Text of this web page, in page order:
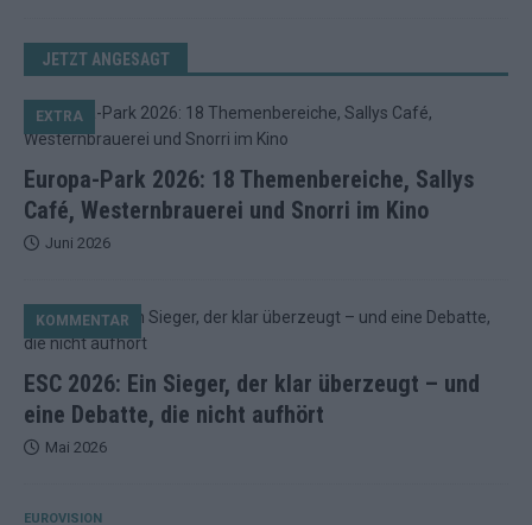
JETZT ANGESAGT
Europa-Park 2026: 18 Themenbereiche, Sallys
Café, Westernbrauerei und Snorri im Kino
EXTRA
Juni 2026
ESC 2026: Ein Sieger, der klar überzeugt – und
eine Debatte, die nicht aufhört
KOMMENTAR
Mai 2026
EUROVISION